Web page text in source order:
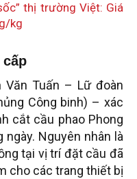
thị trường Việt: Giá
kg
cấp
Văn Tuấn – Lữ đoàn
Công binh) – xác
cắt cầu phao Phong
ngày. Nguyên nhân là
tại vị trí đặt cầu đã
cho các trang thiết bị